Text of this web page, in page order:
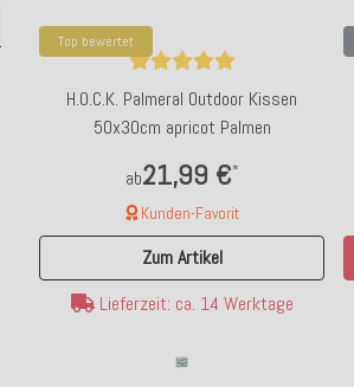
Top bewertet
H.O.C.K. Palmeral Outdoor Kissen
50x30cm apricot Palmen
ab21,99 €*
Kunden-Favorit
Zum Artikel
Lieferzeit: ca. 14 Werktage
H.O.C.K. Yucatan Outdoor Sitzkissen CLOU
50x50x5cm POP - multi col. 429
31,99 € *
Lieferzeit: ca. 2-4 Werktage